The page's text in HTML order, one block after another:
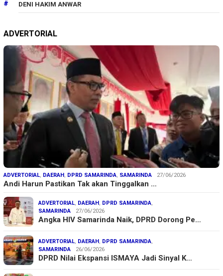
DENI HAKIM ANWAR
ADVERTORIAL
ADVERTORIAL, DAERAH , DPRD SAMARINDA, SAMARINDA 27/06/2026
Andi Harun Pastikan Tak akan Tinggalkan …
ADVERTORIAL, DAERAH , DPRD SAMARINDA,
SAMARINDA
27/06/2026
Angka HIV Samarinda Naik, DPRD Dorong Pe…
ADVERTORIAL, DAERAH , DPRD SAMARINDA,
SAMARINDA
26/06/2026
DPRD Nilai Ekspansi ISMAYA Jadi Sinyal K…